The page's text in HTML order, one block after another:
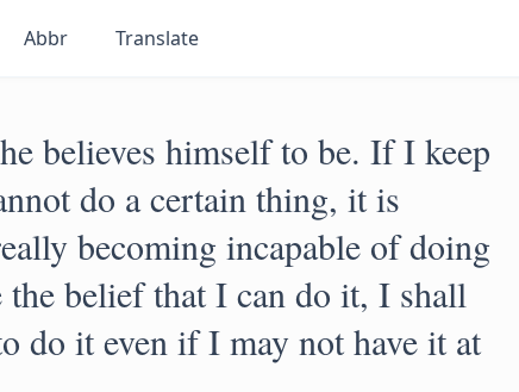
Abbr Translate
believes himself to be. If I keep
do a certain thing, it is
becoming incapable of doing
belief that I can do it, I shall
do it even if I may not have it at